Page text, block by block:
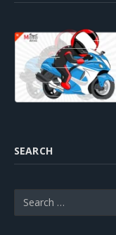
SEARCH